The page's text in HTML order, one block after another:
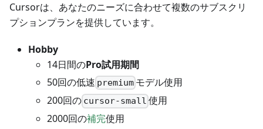
Cursorは、あなたのニーズに合わせて複数のサブスクリ
プションプランを提供しています。
Hobby
14日間のPro試用期間
50回の低速 premium モデル使用
200回の cursor-small 使用
2000回の補完使用